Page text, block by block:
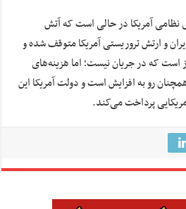
نظامی آمریکا در حالی است که آتش
آوریل میان ایران و ارتش تروریستی آمریکا متوقف شده و
نظامی به مدت ۴۷ روز است که در جریان نیست؛ اما هزینه‌های
رو به افزایش است و دولت آمریکا این
پرداخت می‌کند.